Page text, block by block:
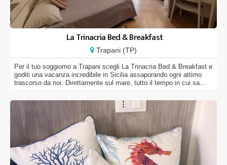
La Trinacria Bed & Breakfast
Trapani (TP)
Per il tuo soggiorno a Trapani scegli La Trinacria Bed & Breakfast e
goditi una vacanza incredibile in Sicilia assaporando ogni attimo
trascorso da noi. Direttamente sul mare, tutto il tempo in cui sa...